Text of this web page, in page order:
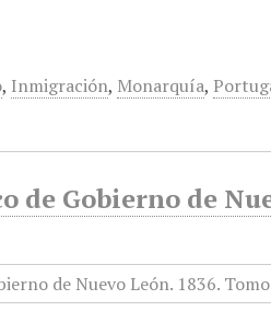
, Inmigración, Monarquía,
de Gobierno de